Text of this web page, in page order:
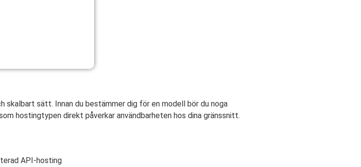
sätt. Innan du bestämmer dig för en modell bör du noga
hostingtypen direkt påverkar användbarheten hos dina gränssnitt.
API-hosting